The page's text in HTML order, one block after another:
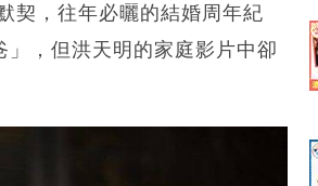
契，往年必曬的結婚周年紀
，但洪天明的家庭影片中卻